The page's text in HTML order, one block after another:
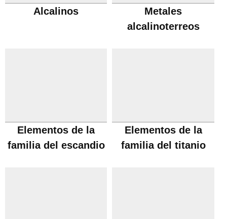
Alcalinos
Metales
alcalinoterreos
Elementos de la
familia del escandio
Elementos de la
familia del titanio